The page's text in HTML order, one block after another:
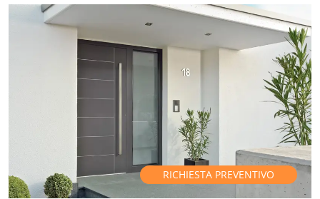
RICHIESTA PREVENTIVO